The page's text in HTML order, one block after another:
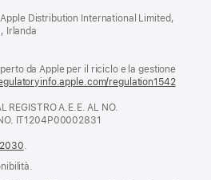
finestra)
Distribution International Limited,
Irlanda
da Apple per il riciclo e la gestione
regulation1542(si
REGISTRO A.E.E. AL NO.
IT1204P00002831
.